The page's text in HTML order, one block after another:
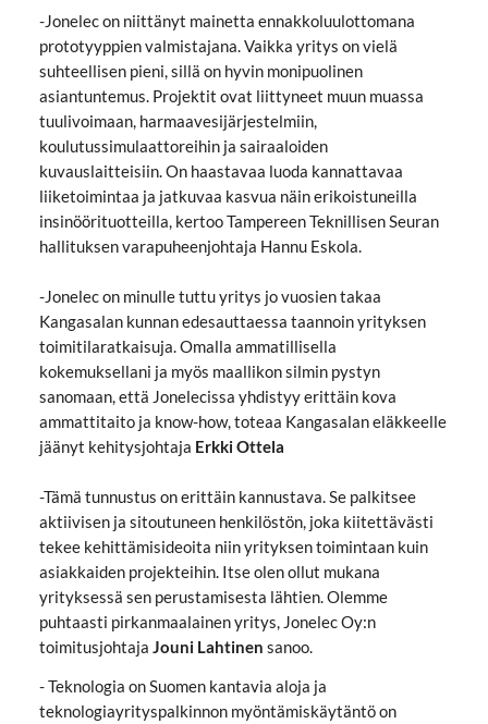
-Jonelec on niittänyt mainetta ennakkoluulottomana
prototyyppien valmistajana. Vaikka yritys on vielä
suhteellisen pieni, sillä on hyvin monipuolinen
asiantuntemus. Projektit ovat liittyneet muun muassa
tuulivoimaan, harmaavesijärjestelmiin,
koulutussimulaattoreihin ja sairaaloiden
kuvauslaitteisiin. On haastavaa luoda kannattavaa
liiketoimintaa ja jatkuvaa kasvua näin erikoistuneilla
insinöörituotteilla, kertoo Tampereen Teknillisen Seuran
hallituksen varapuheenjohtaja Hannu Eskola.
-Jonelec on minulle tuttu yritys jo vuosien takaa
Kangasalan kunnan edesauttaessa taannoin yrityksen
toimitilaratkaisuja. Omalla ammatillisella
kokemuksellani ja myös maallikon silmin pystyn
sanomaan, että Jonelecissa yhdistyy erittäin kova
ammattitaito ja know-how, toteaa Kangasalan eläkkeelle
jäänyt kehitysjohtaja Erkki Ottela
-Tämä tunnustus on erittäin kannustava. Se palkitsee
aktiivisen ja sitoutuneen henkilöstön, joka kiitettävästi
tekee kehittämisideoita niin yrityksen toimintaan kuin
asiakkaiden projekteihin. Itse olen ollut mukana
yrityksessä sen perustamisesta lähtien. Olemme
puhtaasti pirkanmaalainen yritys, Jonelec Oy:n
toimitusjohtaja Jouni Lahtinen sanoo.
- Teknologia on Suomen kantavia aloja ja
teknologiayrityspalkinnon myöntämiskäytäntö on